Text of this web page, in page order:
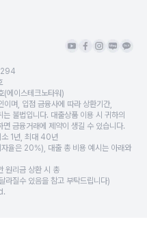
에이스테크노타워)
며, 입점 금융사에 따라 상환기간,
불법입니다. 대출상품 이용 시 귀하의
금융거래에 제약이 생길 수 있습니다.
소 1년, 최대 40년
율은 20%), 대출 총 비용 예시는 아래와
리금 상환 시 총
질수 있음을 참고 부탁드립니다)